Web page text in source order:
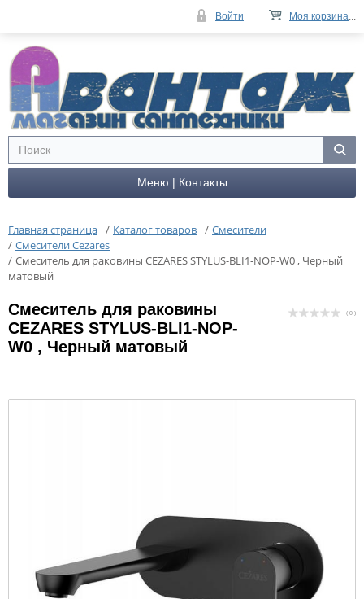
Меню | Контакты
Главная страница / Каталог товаров / Смесители
/ Смесители Cezares
/ Смеситель для раковины CEZARES STYLUS-BLI1-NOP-W0 , Черный
матовый
Смеситель для раковины
CEZARES STYLUS-BLI1-NOP-
W0 , Черный матовый
( 0 )
Моя корзина...
Войти